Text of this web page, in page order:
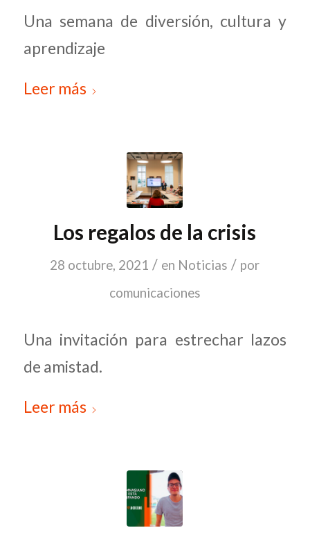
Una semana de diversión, cultura y
aprendizaje
Leer más
Los regalos de la crisis
28 octubre, 2021 / en Noticias / por
comunicaciones
Una invitación para estrechar lazos
de amistad.
Leer más